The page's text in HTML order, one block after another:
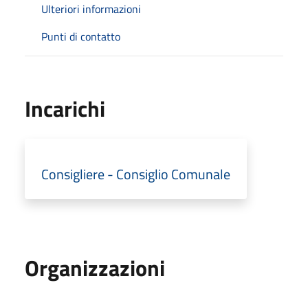
Ulteriori informazioni
Punti di contatto
Incarichi
Consigliere - Consiglio Comunale
Organizzazioni